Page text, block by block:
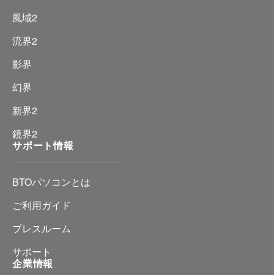
風域2
流界2
影界
幻界
新界2
鏡界2
サポート情報
BTOパソコンとは
ご利用ガイド
プレスルーム
サポート
企業情報